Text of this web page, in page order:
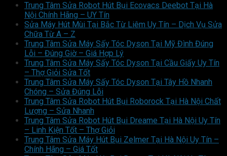
Trung Tâm Sửa Robot Hút Bụi Ecovacs Deebot Tại Hà
Nội Chính Hãng – UY Tín
Sửa Máy Hút Mùi Tại Bắc Từ Liêm Uy Tín – Dịch Vụ Sửa
Chữa Từ A – Z
Trung Tâm Sửa Máy Sấy Tóc Dyson Tại Mỹ Đình Đúng
Lỗi – Đúng Giờ – Giá Hợp Lý
Trung Tâm Sửa Máy Sấy Tóc Dyson Tại Cầu Giấy Uy Tín
– Thợ Giỏi Sửa Tốt
Trung Tâm Sửa Máy Sấy Tóc Dyson Tại Tây Hồ Nhanh
Chóng – Sửa Đúng Lỗi
Trung Tâm Sửa Robot Hút Bụi Roborock Tại Hà Nội Chất
Lượng – Sửa Nhanh
Trung Tâm Sửa Robot Hút Bụi Dreame Tại Hà Nội Uy Tín
– Linh Kiện Tốt – Thợ Giỏi
Trung Tâm Sửa Máy Hút Bụi Zelmer Tại Hà Nội Uy Tín –
Chính Hãng – Giá Tốt